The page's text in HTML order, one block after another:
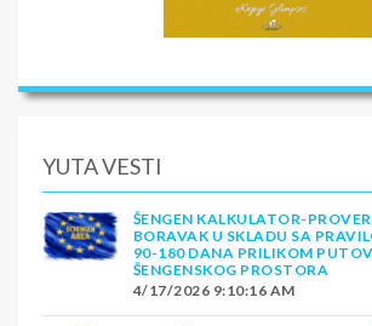
YUTA VESTI
ŠENGEN KALKULATOR-
BORAVAK U SKLADU SA
90-180 DANA PRILIKOM
ŠENGENSKOG PROSTORA
4/17/2026 9:10:16 AM